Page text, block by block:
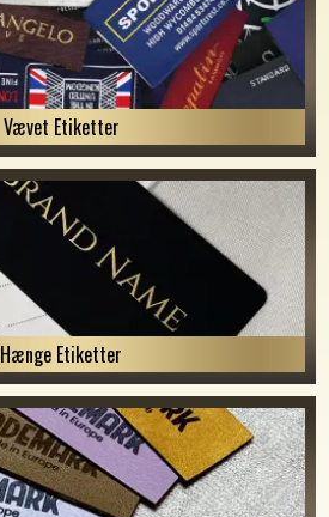
Vævet Etiketter
Hænge Etiketter